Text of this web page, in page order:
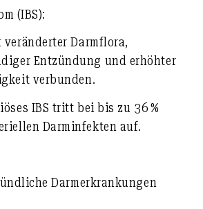
(IBS):
veränderter Darmflora,
Entzündung und erhöhter
verbunden.
IBS tritt bei bis zu 36 %
Darminfekten auf.
Darmerkrankungen